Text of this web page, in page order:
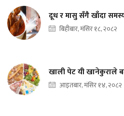
दूध र मासु सँगै खाँदा
बिहीबार, मंसिर १८, २०८२
खाली पेट यी खानेकुराले
आइतबार, मंसिर १४, २०८२